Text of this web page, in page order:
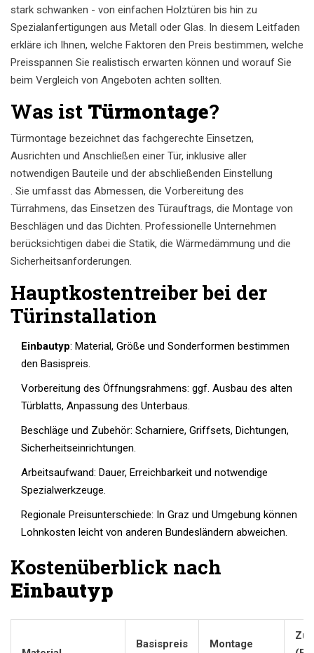
stark schwanken - von einfachen Holztüren bis hin zu
Spezialanfertigungen aus Metall oder Glas. In diesem Leitfaden
erkläre ich Ihnen, welche Faktoren den Preis bestimmen, welche
Preisspannen Sie realistisch erwarten können und worauf Sie
beim Vergleich von Angeboten achten sollten.
Was ist Türmontage?
Türmontage bezeichnet das fachgerechte Einsetzen,
Ausrichten und Anschließen einer Tür, inklusive aller
notwendigen Bauteile und der abschließenden Einstellung
. Sie umfasst das Abmessen, die Vorbereitung des
Türrahmens, das Einsetzen des Türauftrags, die Montage von
Beschlägen und das Dichten. Professionelle Unternehmen
berücksichtigen dabei die Statik, die Wärmedämmung und die
Sicherheitsanforderungen.
Hauptkostentreiber bei der
Türinstallation
Einbautyp: Material, Größe und Sonderformen bestimmen
den Basispreis.
Vorbereitung des Öffnungsrahmens: ggf. Ausbau des alten
Türblatts, Anpassung des Unterbaus.
Beschläge und Zubehör: Scharniere, Griffsets, Dichtungen,
Sicherheitseinrichtungen.
Arbeitsaufwand: Dauer, Erreichbarkeit und notwendige
Spezialwerkzeuge.
Regionale Preisunterschiede: In Graz und Umgebung können
Lohnkosten leicht von anderen Bundesländern abweichen.
Kostenüberblick nach
Einbautyp
Basispreis Montage